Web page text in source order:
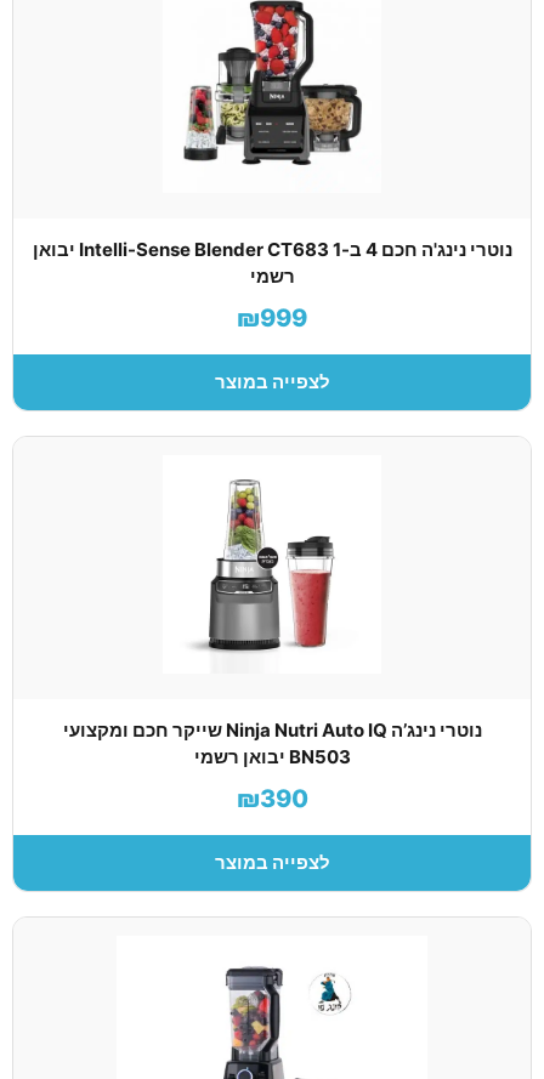
נוטרי נינג'ה חכם 4 ב-1 Intelli-Sense Blender CT683 יבואן
רשמי
₪999
לצפייה במוצר
נוטרי נינג’ה Ninja Nutri Auto IQ שייקר חכם ומקצועי
BN503 יבואן רשמי
₪390
לצפייה במוצר